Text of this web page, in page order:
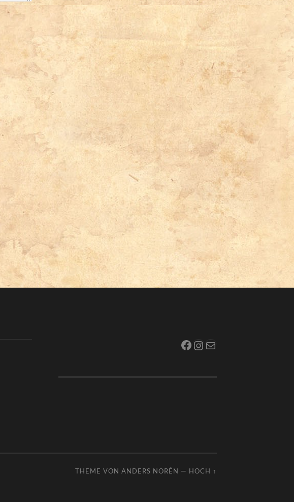
Facebook
Instagram
E-Mail
THEME VON ANDERS NORÉN — HOCH ↑